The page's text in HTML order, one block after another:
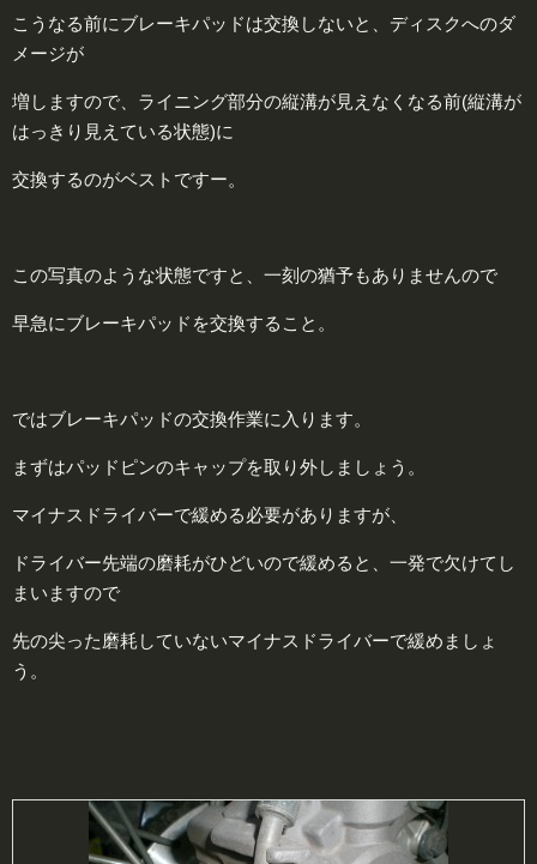
こうなる前にブレーキパッドは交換しないと、ディスクへのダ
メージが
増しますので、ライニング部分の縦溝が見えなくなる前(縦溝が
はっきり見えている状態)に
交換するのがベストですー。
この写真のような状態ですと、一刻の猶予もありませんので
早急にブレーキパッドを交換すること。
ではブレーキパッドの交換作業に入ります。
まずはパッドピンのキャップを取り外しましょう。
マイナスドライバーで緩める必要がありますが、
ドライバー先端の磨耗がひどいので緩めると、一発で欠けてし
まいますので
先の尖った磨耗していないマイナスドライバーで緩めましょ
う。